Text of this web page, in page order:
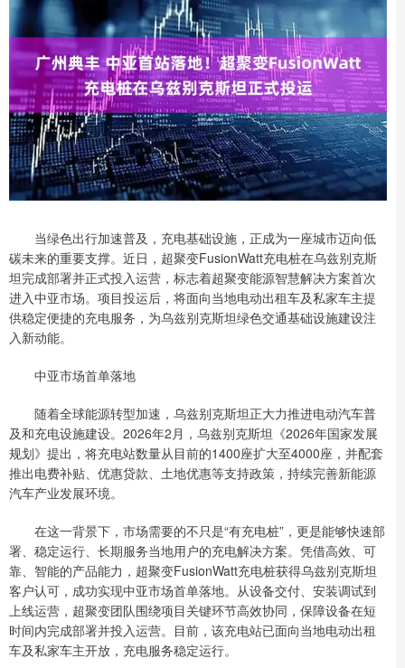
当绿色出行加速普及，充电基础设施，正成为一座城市迈向低
碳未来的重要支撑。近日，超聚变FusionWatt充电桩在乌兹别克斯
坦完成部署并正式投入运营，标志着超聚变能源智慧解决方案首次
进入中亚市场。项目投运后，将面向当地电动出租车及私家车主提
供稳定便捷的充电服务，为乌兹别克斯坦绿色交通基础设施建设注
入新动能。
中亚市场首单落地
随着全球能源转型加速，乌兹别克斯坦正大力推进电动汽车普
及和充电设施建设。2026年2月，乌兹别克斯坦《2026年国家发展
规划》提出，将充电站数量从目前的1400座扩大至4000座，并配套
推出电费补贴、优惠贷款、土地优惠等支持政策，持续完善新能源
汽车产业发展环境。
在这一背景下，市场需要的不只是“有充电桩”，更是能够快速部
署、稳定运行、长期服务当地用户的充电解决方案。凭借高效、可
靠、智能的产品能力，超聚变FusionWatt充电桩获得乌兹别克斯坦
客户认可，成功实现中亚市场首单落地。从设备交付、安装调试到
上线运营，超聚变团队围绕项目关键环节高效协同，保障设备在短
时间内完成部署并投入运营。目前，该充电站已面向当地电动出租
车及私家车主开放，充电服务稳定运行。